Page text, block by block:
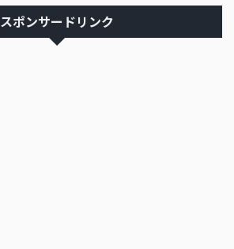
スポンサードリンク